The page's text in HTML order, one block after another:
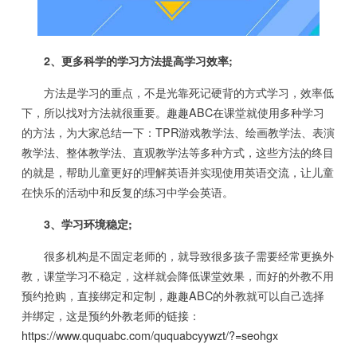
2、更多科学的学习方法提高学习效率;
方法是学习的重点，不是光靠死记硬背的方式学习，效率低
下，所以找对方法就很重要。趣趣ABC在课堂就使用多种学习
的方法，为大家总结一下：TPR游戏教学法、绘画教学法、表演
教学法、整体教学法、直观教学法等多种方式，这些方法的终目
的就是，帮助儿童更好的理解英语并实现使用英语交流，让儿童
在快乐的活动中和反复的练习中学会英语。
3、学习环境稳定;
很多机构是不固定老师的，就导致很多孩子需要经常更换外
教，课堂学习不稳定，这样就会降低课堂效果，而好的外教不用
预约抢购，直接绑定和定制，趣趣ABC的外教就可以自己选择
并绑定，这是预约外教老师的链接：
https://www.ququabc.com/ququabcyywzt/?=seohgx